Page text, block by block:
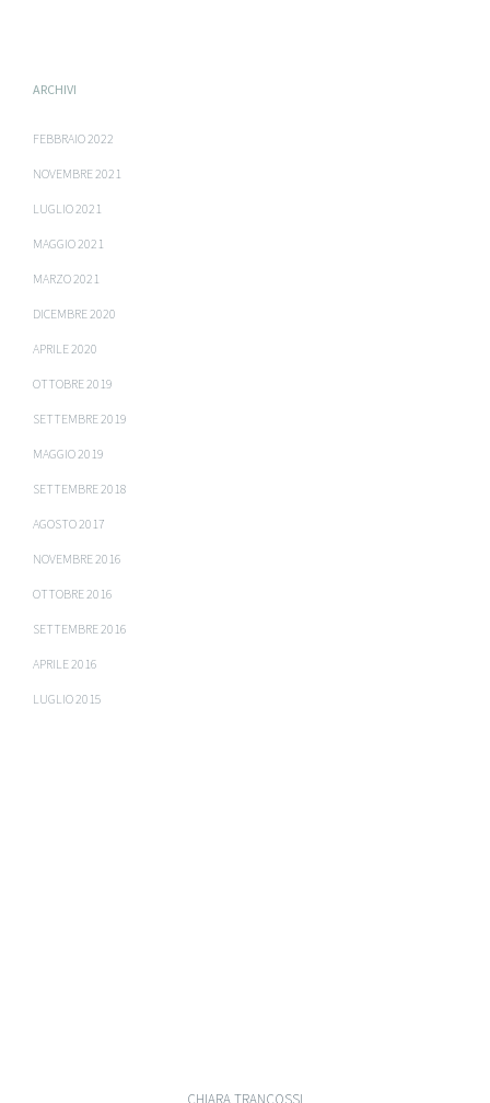
ARCHIVI
FEBBRAIO 2022
NOVEMBRE 2021
LUGLIO 2021
MAGGIO 2021
MARZO 2021
DICEMBRE 2020
APRILE 2020
OTTOBRE 2019
SETTEMBRE 2019
MAGGIO 2019
SETTEMBRE 2018
AGOSTO 2017
NOVEMBRE 2016
OTTOBRE 2016
SETTEMBRE 2016
APRILE 2016
LUGLIO 2015
CHIARA TRANCOSSI